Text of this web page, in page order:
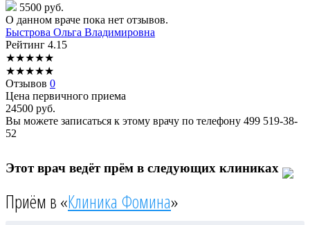
5500 руб.
О данном враче пока нет отзывов.
Быстрова Ольга Владимировна
Рейтинг 4.15
★★★★★
★★★★★
Отзывов 0
Цена первичного приема
24500 руб.
Вы можете записаться к этому врачу по телефону 499 519-38-
52
Этот врач ведёт прём в следующих клиниках
Приём в «Клиника Фомина»